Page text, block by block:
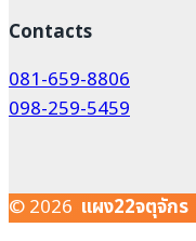
Contacts
081-659-8806
098-259-5459
© 2026 แผง22จตุจักร